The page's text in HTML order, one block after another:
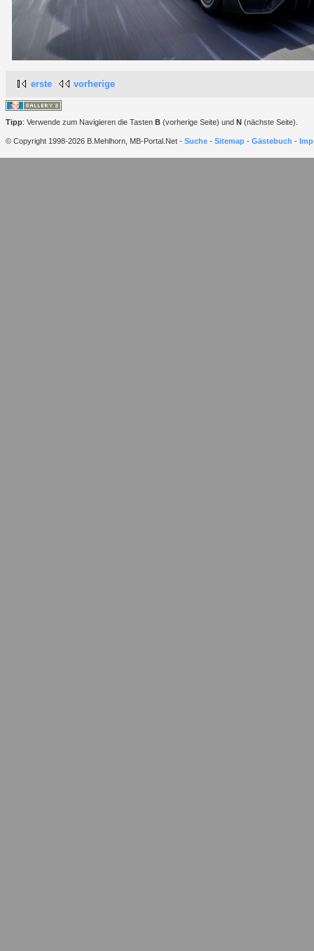
erste vorherige
Tipp: Verwende zum Navigieren die Tasten B (vorherige Seite) und N (nächste Seite).
© Copyright 1998-2026 B.Mehlhorn, MB-Portal.Net - Suche - Sitemap - Gästebuch -